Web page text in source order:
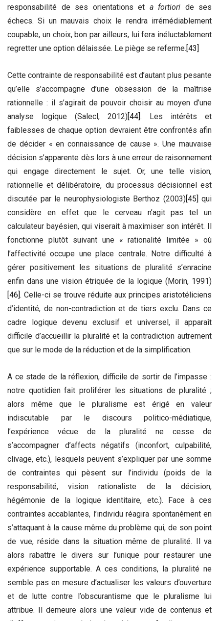
responsabilité de ses orientations et a fortiori de ses
échecs. Si un mauvais choix le rendra irrémédiablement
coupable, un choix, bon par ailleurs, lui fera inéluctablement
regretter une option délaissée. Le piège se referme.[43]
Cette contrainte de responsabilité est d’autant plus pesante
qu’elle s’accompagne d’une obsession de la maîtrise
rationnelle : il s’agirait de pouvoir choisir au moyen d’une
analyse logique (Salecl, 2012)[44]. Les intérêts et
faiblesses de chaque option devraient être confrontés afin
de décider « en connaissance de cause ». Une mauvaise
décision s’apparente dès lors à une erreur de raisonnement
qui engage directement le sujet. Or, une telle vision,
rationnelle et délibératoire, du processus décisionnel est
discutée par le neurophysiologiste Berthoz (2003)[45] qui
considère en effet que le cerveau n’agit pas tel un
calculateur bayésien, qui viserait à maximiser son intérêt. Il
fonctionne plutôt suivant une « rationalité limitée » où
l’affectivité occupe une place centrale. Notre difficulté à
gérer positivement les situations de pluralité s’enracine
enfin dans une vision étriquée de la logique (Morin, 1991)
[46]. Celle-ci se trouve réduite aux principes aristotéliciens
d’identité, de non-contradiction et de tiers exclu. Dans ce
cadre logique devenu exclusif et universel, il apparaît
difficile d’accueillir la pluralité et la contradiction autrement
que sur le mode de la réduction et de la simplification.
A ce stade de la réflexion, difficile de sortir de l’impasse :
notre quotidien fait proliférer les situations de pluralité ;
alors même que le pluralisme est érigé en valeur
indiscutable par le discours politico-médiatique,
l’expérience vécue de la pluralité ne cesse de
s’accompagner d’affects négatifs (inconfort, culpabilité,
clivage, etc.), lesquels peuvent s’expliquer par une somme
de contraintes qui pèsent sur l’individu (poids de la
responsabilité, vision rationaliste de la décision,
hégémonie de la logique identitaire, etc.). Face à ces
contraintes accablantes, l’individu réagira spontanément en
s’attaquant à la cause même du problème qui, de son point
de vue, réside dans la situation même de pluralité. Il va
alors rabattre le divers sur l’unique pour restaurer une
expérience supportable. A ces conditions, la pluralité ne
semble pas en mesure d’actualiser les valeurs d’ouverture
et de lutte contre l’obscurantisme que le pluralisme lui
attribue. Il demeure alors une valeur vide de contenus et